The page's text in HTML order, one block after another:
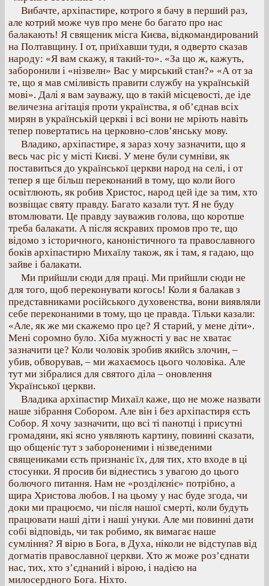
Вибачте, архіпастире, котрого я бачу в перший раз,
але котрий може чув про мене бо багато про нас
балакають! Я священик місга Києва, відкомандирований
на Полтавщину. І от, приїхавши туди, я одверто сказав
народу: «Я вам скажу, я такий-то». «За що ж, кажуть,
заборонили і «нізвелн» Вас у мирський стан?» «А от за
те, що я мав сміливість правити службу на українській
мові». Далі я вам зауважу, що в такій місцевості, де іде
величезна агітація проти українства, я об’єднав всіх
мирян в українській церкві і всі вони не мріють навіть
тепер повертатись на церковно-слов’янську мову.
Владико, архіпастире, я зараз хочу зазначити, що я
весь час ріс у місті Києві. У мене були сумніви, як
поставиться до української церкви народ на селі, і от
тепер я ще більш переконаний в тому, що коли його
освітлюють, як робив Христос, народ цей іде за тим, хто
возвіщає святу правду. Багато казали тут. Я не буду
втомлювати. Це правду зауважив голова, що коротше
треба балакати. А після яскравих промов про те, що
відомо з історичного, каноністичного та православного
боків архіпастирю Михаїлу також, як і там, я гадаю, що
зайве і балакати.
Ми прийшли сюди для праці. Ми прийшли сюди не
для того, щоб переконувати когось! Коли я балакав з
представниками російського духовенства, вони виявляли
себе переконаними в тому, що це правда. Тільки казали:
«Але, як же ми скажемо про це? Я старий, у мене діти».
Мені соромно було. Хіба мужності у вас не хватає
зазначити це? Коли чоловік зробив якийсь злочин, –
убив, обворував, – ми жахаємось цього чоловіка. Але
тут ми зібралися для святого діла – оновлення
Української церкви.
Владика архіпастир Михаїл каже, що не може назвати
наше зібрання Собором. Але він і без архіпастиря єсть
Собор. Я хочу зазначити, що всі ті пан­отці і присутні
громадяни, які ясно уявляють картину, повинні сказати,
що общеніє тут з забороненими і нізведеними
священиками єсть признаніє їх, для тих, хто входе в ці
стосунки. Я просив би віднестись з увагою до цього
болючого питання. Нам не «розділєніє» потрібно, а
щира Христова любов. І на цьому у нас буде згода, чи
доки ми працюємо, чи після нашої смерті, коли будуть
працювати наші діти і наші унуки. Але ми повинні дати
собі відповідь, чи так робимо, як вимагає наше
сумління? Я вірю в Бога, в Духа, ніколи не відступав від
догматів православної церкви. Хто ж може роз’єднати
нас, тих, хто з’єднаний і вірою, і надією на
милосердного Бога. Ніхто.